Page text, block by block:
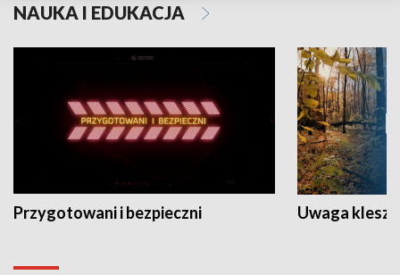
NAUKA I EDUKACJA
Przygotowani i bezpieczni Uwaga